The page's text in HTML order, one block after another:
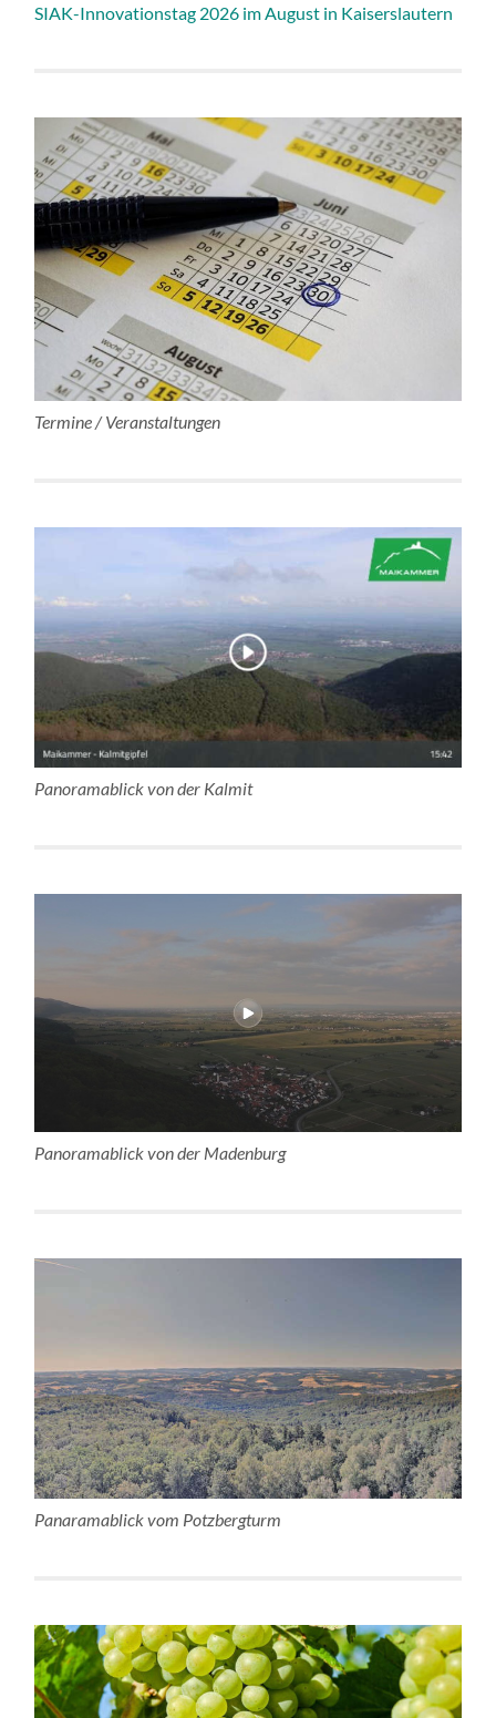
SIAK-Innovationstag 2026 im August in Kaiserslautern
Termine / Veranstaltungen
Panoramablick von der Kalmit
Panoramablick von der Madenburg
Panaramablick vom Potzbergturm